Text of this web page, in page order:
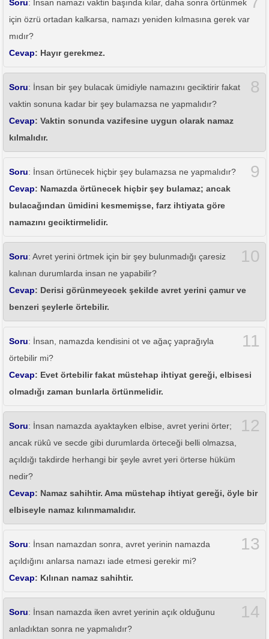
Soru: İnsan namazı vaktin başında kılar, daha sonra örtünmek
için özrü ortadan kalkarsa, namazı yeniden kılmasına gerek var
mıdır?
Cevap: Hayır gerekmez.
8
Soru: İnsan bir şey bulacak ümidiyle namazını geciktirir fakat
vaktin sonuna kadar bir şey bulamazsa ne yapmalıdır?
Cevap: Vaktin sonunda vazifesine uygun olarak namaz
kılmalıdır.
9
Soru: İnsan örtünecek hiçbir şey bulamazsa ne yapmalıdır?
Cevap: Namazda örtünecek hiçbir şey bulamaz; ancak
bulacağından ümidini kesmemişse, farz ihtiyata göre
namazını geciktirmelidir.
10
Soru: Avret yerini örtmek için bir şey bulunmadığı çaresiz
kalınan durumlarda insan ne yapabilir?
Cevap: Derisi görünmeyecek şekilde avret yerini çamur ve
benzeri şeylerle örtebilir.
11
Soru: İnsan, namazda kendisini ot ve ağaç yaprağıyla
örtebilir mi?
Cevap: Evet örtebilir fakat müstehap ihtiyat gereği, elbisesi
olmadığı zaman bunlarla örtünmelidir.
12
Soru: İnsan namazda ayaktayken elbise, avret yerini örter;
ancak rükû ve secde gibi durumlarda örteceği belli olmazsa,
açıldığı takdirde herhangi bir şeyle avret yeri örterse hüküm
nedir?
Cevap: Namaz sahihtir. Ama müstehap ihtiyat gereği, öyle bir
elbiseyle namaz kılınmamalıdır.
13
Soru: İnsan namazdan sonra, avret yerinin namazda
açıldığını anlarsa namazı iade etmesi gerekir mi?
Cevap: Kılınan namaz sahihtir.
14
Soru: İnsan namazda iken avret yerinin açık olduğunu
anladıktan sonra ne yapmalıdır?